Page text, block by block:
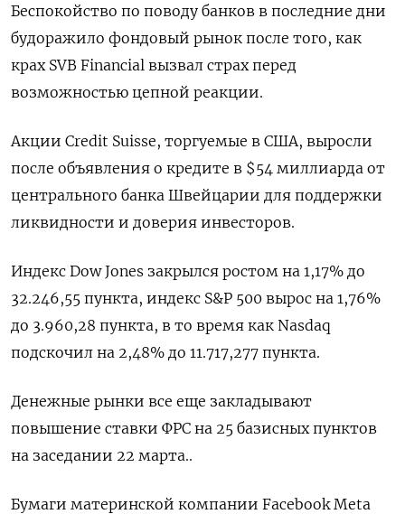
Беспокойство по поводу банков в последние дни
будоражило фондовый рынок после того, как
крах SVB Financial вызвал страх перед
возможностью цепной реакции.
Акции Credit Suisse, торгуемые в США, выросли
после объявления о кредите в $54 миллиарда от
центрального банка Швейцарии для поддержки
ликвидности и доверия инвесторов.
Индекс Dow Jones закрылся ростом на 1,17% до
32.246,55 пункта, индекс S&P 500 вырос на 1,76%
до 3.960,28 пункта​, в то время как ​Nasdaq
подскочил на 2,48% до 11.717,277 пункта​.
Денежные рынки все еще закладывают
повышение ставки ФРС на 25 базисных пунктов
на заседании 22 марта..
Бумаги материнской компании Facebook Meta